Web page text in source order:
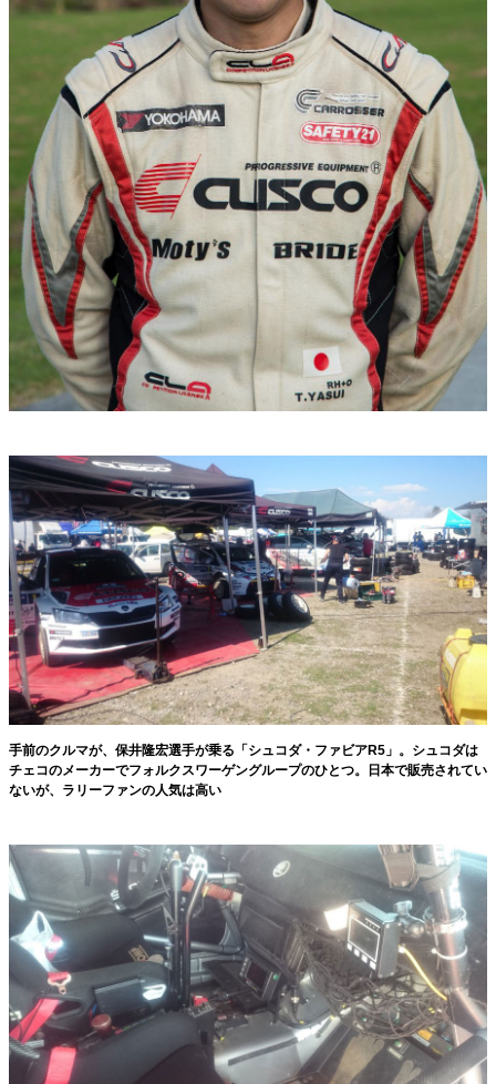
手前のクルマが、保井隆宏選手が乗る「シュコダ・ファビアR5」。シュコダは
チェコのメーカーでフォルクスワーゲングループのひとつ。日本で販売されてい
ないが、ラリーファンの人気は高い